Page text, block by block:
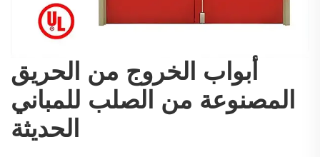
أبواب الخروج من الحريق
المصنوعة من الصلب للمباني
الحديثة